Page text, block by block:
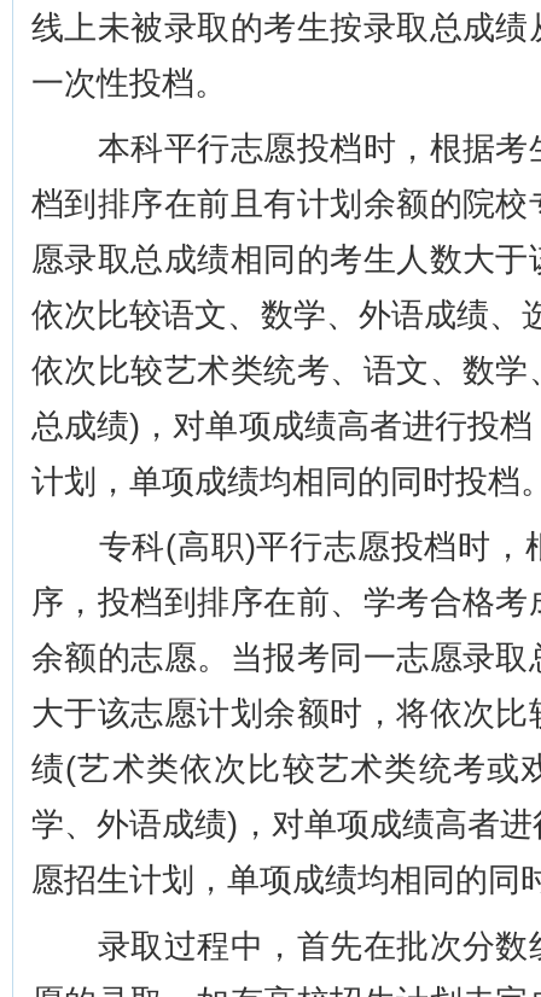
线上未被录取的考生按录取总成
一次性投档。
本科平行志愿投档时，根据考
档到排序在前且有计划余额的院
愿录取总成绩相同的考生人数大
依次比较语文、数学、外语成绩、
依次比较艺术类统考、语文、数
总成绩)，对单项成绩高者进行投
计划，单项成绩均相同的同时投档
专科(高职)平行志愿投档时，
序，投档到排序在前、学考合格
余额的志愿。当报考同一志愿录
大于该志愿计划余额时，将依次
绩(艺术类依次比较艺术类统考或
学、外语成绩)，对单项成绩高者
愿招生计划，单项成绩均相同的同
录取过程中，首先在批次分数